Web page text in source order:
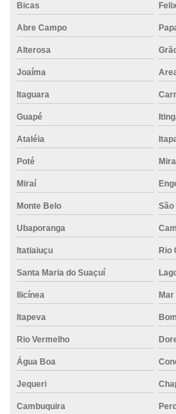
Estaca de concreto para fundação
Estaca escavada com água
Estaca escavada com bentonita
Estaca escavada de concreto
Estaca escavada com injeção
Estaca escavada mecanizada
Estaca escavada perfuratriz
Estaca escavada rotativa
Estaca escavada a seco
Estaca escavada com trado mecânico
Estaca escavada trator
Estaca hélice contínua
Estaca hélice contínua monitorada
Bicas
Abre Campo
Alterosa
Joaíma
Itaguara
Guapé
Ataléia
Poté
Miraí
Monte Belo São
Ubaporanga
Itatiaiuçu Rio
Santa Maria do Suaçuí
Ilicínea
Itapeva
Rio Vermelho
Água Boa
Jequeri
Cambuquira